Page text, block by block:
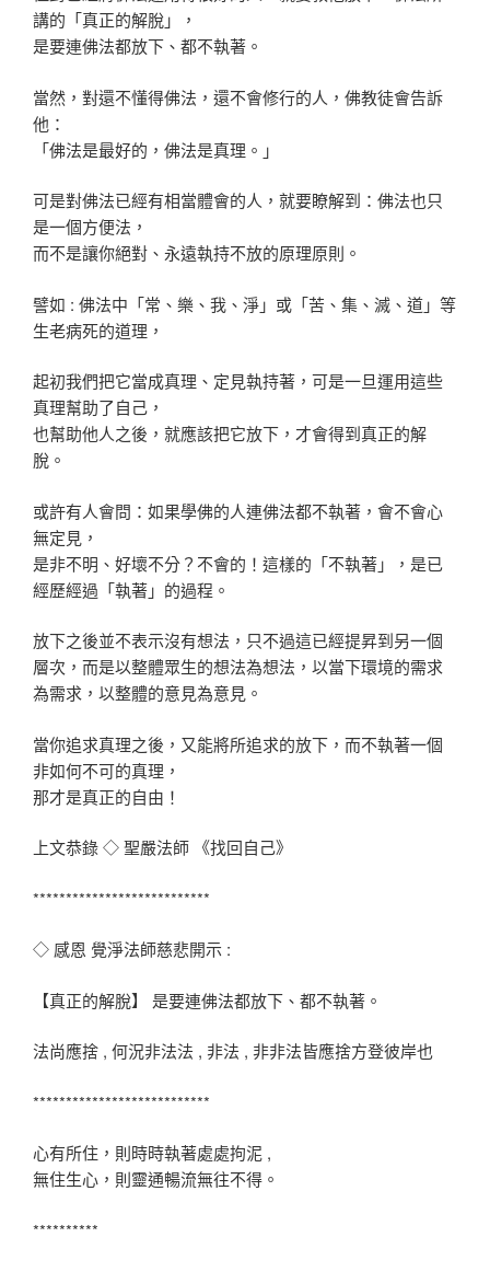
講的「真正的解脫」，
是要連佛法都放下、都不執著。
當然，對還不懂得佛法，還不會修行的人，佛教徒會告訴
他：
「佛法是最好的，佛法是真理。」
可是對佛法已經有相當體會的人，就要瞭解到：佛法也只
是一個方便法，
而不是讓你絕對、永遠執持不放的原理原則。
譬如 : 佛法中「常、樂、我、淨」或「苦、集、滅、道」等
生老病死的道理，
起初我們把它當成真理、定見執持著，可是一旦運用這些
真理幫助了自己，
也幫助他人之後，就應該把它放下，才會得到真正的解
脫。
或許有人會問：如果學佛的人連佛法都不執著，會不會心
無定見，
是非不明、好壞不分？不會的！這樣的「不執著」，是已
經歷經過「執著」的過程。
放下之後並不表示沒有想法，只不過這已經提昇到另一個
層次，而是以整體眾生的想法為想法，以當下環境的需求
為需求，以整體的意見為意見。
當你追求真理之後，又能將所追求的放下，而不執著一個
非如何不可的真理，
那才是真正的自由！
上文恭錄 ◇ 聖嚴法師 《找回自己》
***************************
◇ 感恩 覺淨法師慈悲開示 :
【真正的解脫】 是要連佛法都放下、都不執著。
法尚應捨 , 何況非法法 , 非法 , 非非法皆應捨方登彼岸也
***************************
心有所住，則時時執著處處拘泥 ,
無住生心，則靈通暢流無往不得。
**********